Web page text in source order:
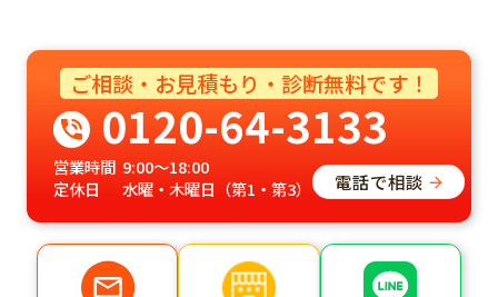
ご相談・お見積もり・診断無料です！
0120-64-3133
営業時間 9:00～18:00
定休日
水曜・木曜日（第1・第3） 電話で相談